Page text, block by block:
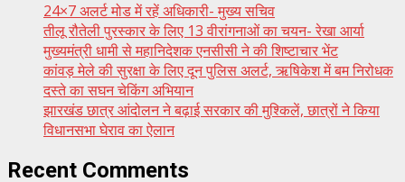
24×7 अलर्ट मोड में रहें अधिकारी- मुख्य सचिव
तीलू रौतेली पुरस्कार के लिए 13 वीरांगनाओं का चयन- रेखा आर्या
मुख्यमंत्री धामी से महानिदेशक एनसीसी ने की शिष्टाचार भेंट
कांवड़ मेले की सुरक्षा के लिए दून पुलिस अलर्ट, ऋषिकेश में बम निरोधक
दस्ते का सघन चेकिंग अभियान
झारखंड छात्र आंदोलन ने बढ़ाई सरकार की मुश्किलें, छात्रों ने किया
विधानसभा घेराव का ऐलान
Recent Comments